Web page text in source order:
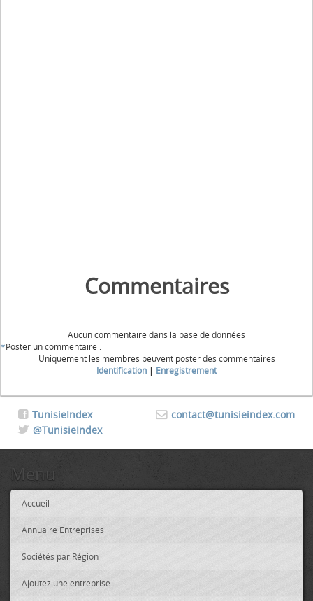
Commentaires
Aucun commentaire dans la base de données
*Poster un commentaire :
Uniquement les membres peuvent poster des commentaires
Identification | Enregistrement
contact@tunisieindex.com
TunisieIndex
@TunisieIndex
Menu
Accueil
Annuaire Entreprises
Sociétés par Région
Ajoutez une entreprise